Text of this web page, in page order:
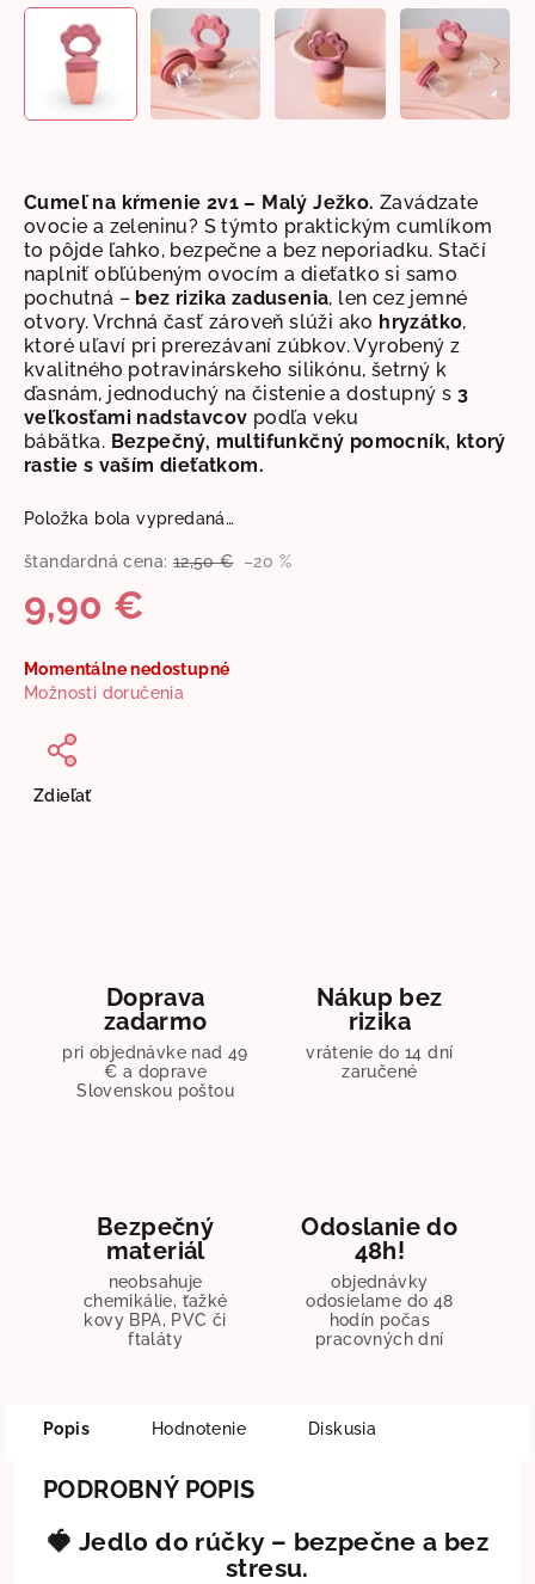
Cumeľ na kŕmenie 2v1 – Malý Ježko. Zavádzate
ovocie a zeleninu? S týmto praktickým cumlíkom
to pôjde ľahko, bezpečne a bez neporiadku. Stačí
naplniť obľúbeným ovocím a dieťatko si samo
pochutná – bez rizika zadusenia, len cez jemné
otvory. Vrchná časť zároveň slúži ako hryzátko,
ktoré uľaví pri prerezávaní zúbkov. Vyrobený z
kvalitného potravinárskeho silikónu, šetrný k
ďasnám, jednoduchý na čistenie a dostupný s 3
veľkosťami nadstavcov podľa veku
bábätka. Bezpečný, multifunkčný pomocník, ktorý
rastie s vaším dieťatkom.
Položka bola vypredaná…
štandardná cena: 12,50 € –20 %
9,90 €
cena:
Momentálne nedostupné
Možnosti doručenia
Zdieľať
Doprava
zadarmo
pri objednávke nad 49
€ a doprave
Slovenskou poštou
Nákup bez
rizika
vrátenie do 14 dní
zaručené
Bezpečný
materiál
neobsahuje
chemikálie, ťažké
kovy BPA, PVC či
ftaláty
Odoslanie do
48h!
objednávky
odosielame do 48
hodín počas
pracovných dní
Popis Hodnotenie Diskusia
PODROBNÝ POPIS
🍓 Jedlo do rúčky – bezpečne a bez
stresu.